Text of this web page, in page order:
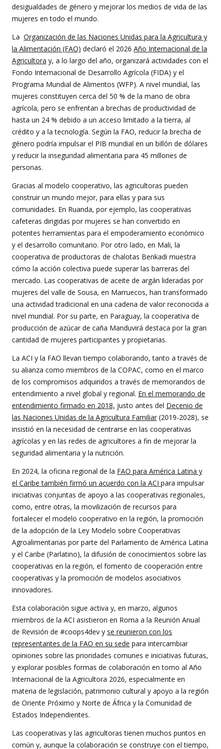
desigualdades de género y mejorar los medios de vida de las
mujeres en todo el mundo.
La Organización de las Naciones Unidas para la Agricultura y
la Alimentación (FAO) declaró el 2026 Año Internacional de la
Agricultora y, a lo largo del año, organizará actividades con el
Fondo Internacional de Desarrollo Agrícola (FIDA) y el
Programa Mundial de Alimentos (WFP). A nivel mundial, las
mujeres constituyen cerca del 50 % de la mano de obra
agrícola, pero se enfrentan a brechas de productividad de
hasta un 24 % debido a un acceso limitado a la tierra, al
crédito y a la tecnología. Según la FAO, reducir la brecha de
género podría impulsar el PIB mundial en un billón de dólares
y reducir la inseguridad alimentaria para 45 millones de
personas.
Gracias al modelo cooperativo, las agricultoras pueden
construir un mundo mejor, para ellas y para sus
comunidades. En Ruanda, por ejemplo, las cooperativas
cafeteras dirigidas por mujeres se han convertido en
potentes herramientas para el empoderamiento económico
y el desarrollo comunitario. Por otro lado, en Mali, la
cooperativa de productoras de chalotas Benkadi muestra
cómo la acción colectiva puede superar las barreras del
mercado. Las cooperativas de aceite de argán lideradas por
mujeres del valle de Sousa, en Marruecos, han transformado
una actividad tradicional en una cadena de valor reconocida a
nivel mundial. Por su parte, en Paraguay, la cooperativa de
producción de azúcar de caña Manduvirá destaca por la gran
cantidad de mujeres participantes y propietarias.
La ACI y la FAO llevan tiempo colaborando, tanto a través de
su alianza como miembros de la COPAC, como en el marco
de los compromisos adquiridos a través de memorandos de
entendimiento a nivel global y regional. En el memorando de
entendimiento firmado en 2018, justo antes del Decenio de
las Naciones Unidas de la Agricultura Familiar (2019-2028), se
insistió en la necesidad de centrarse en las cooperativas
agrícolas y en las redes de agricultores a fin de mejorar la
seguridad alimentaria y la nutrición.
En 2024, la oficina regional de la FAO para América Latina y
el Caribe también firmó un acuerdo con la ACI para impulsar
iniciativas conjuntas de apoyo a las cooperativas regionales,
como, entre otras, la movilización de recursos para
fortalecer el modelo cooperativo en la región, la promoción
de la adopción de la Ley Modelo sobre Cooperativas
Agroalimentarias por parte del Parlamento de América Latina
y el Caribe (Parlatino), la difusión de conocimientos sobre las
cooperativas en la región, el fomento de cooperación entre
cooperativas y la promoción de modelos asociativos
innovadores.
Esta colaboración sigue activa y, en marzo, algunos
miembros de la ACI asistieron en Roma a la Reunión Anual
de Revisión de #coops4dev y se reunieron con los
representantes de la FAO en su sede para intercambiar
opiniones sobre las prioridades comunes e iniciativas futuras,
y explorar posibles formas de colaboración en torno al Año
Internacional de la Agricultora 2026, especialmente en
materia de legislación, patrimonio cultural y apoyo a la región
de Oriente Próximo y Norte de África y la Comunidad de
Estados Independientes.
Las cooperativas y las agricultoras tienen muchos puntos en
común y, aunque la colaboración se construye con el tiempo,